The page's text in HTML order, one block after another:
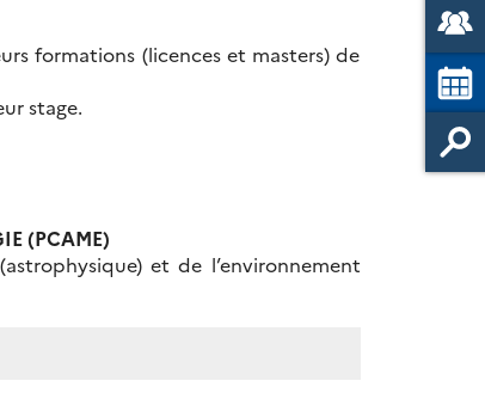
formations (licences et masters) de
stage.
(PCAME)
et de l’environnement